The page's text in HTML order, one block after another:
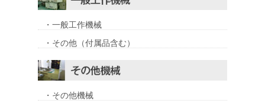
・一般工作機械
・その他（付属品含む）
・その他機械